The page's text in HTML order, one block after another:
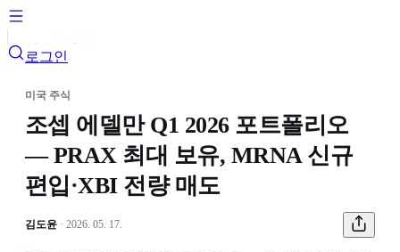
로그인
미국 주식
조셉 에델만 Q1 2026 포트폴리오
— PRAX 최대 보유, MRNA 신규
편입·XBI 전량 매도
김도윤 · 2026. 05. 17.